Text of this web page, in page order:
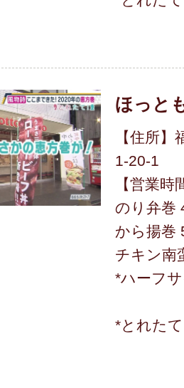
ほっと
【住所
1-20-1
【営業
のり弁巻
から揚巻
チキン南
*ハーフ
*とれた